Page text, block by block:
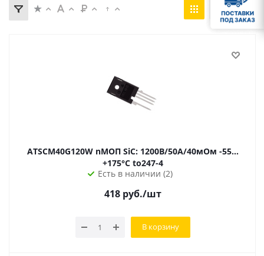
ATSCM40G120W nМОП SiC: 1200В/50А/40мОм -55…
+175°C to247-4
Есть в наличии (2)
418руб./шт
В корзину